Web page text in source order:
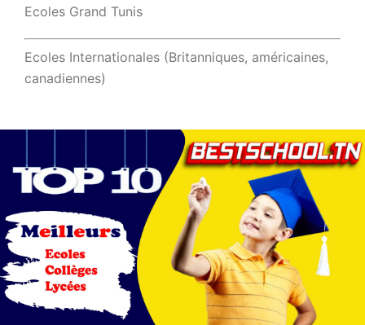
Ecoles Grand Tunis
Ecoles Internationales (Britanniques, américaines,
canadiennes)